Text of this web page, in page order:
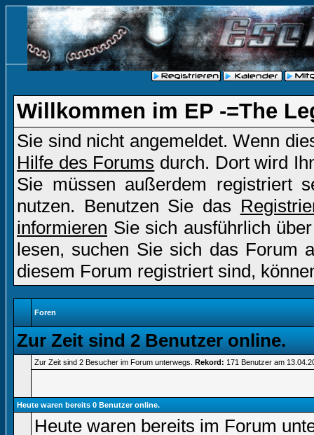
Willkommen im EP -=The
Sie sind nicht angemeldet. Wenn
Hilfe des Forums durch. Dort wird
Sie müssen außerdem registriert
nutzen. Benutzen Sie das
informieren Sie sich ausführlich
lesen, suchen Sie sich das Forum
diesem Forum registriert sind,
Foren
Zur Zeit sind 2 Benutzer online.
Zur Zeit sind 2 Besucher im Forum unterwegs. Rekord: 171 Benutzer am
Heute waren bereits 0 Benutzer online.
Heute waren bereits im Forum